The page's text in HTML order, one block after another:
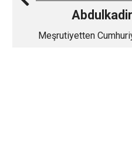
Meşrutiyetten